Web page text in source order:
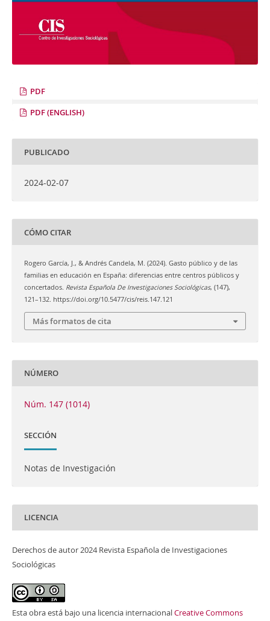
PDF
PDF (ENGLISH)
PUBLICADO
2024-02-07
CÓMO CITAR
Rogero García, J., & Andrés Candela, M. (2024). Gasto público y de las
familias en educación en España: diferencias entre centros públicos y
concertados. Revista Española De Investigaciones Sociológicas, (147),
121–132. https://doi.org/10.5477/cis/reis.147.121
Más formatos de cita
NÚMERO
Núm. 147 (1014)
SECCIÓN
Notas de Investigación
LICENCIA
Derechos de autor 2024 Revista Española de Investigaciones
Sociológicas
Esta obra está bajo una licencia internacionalCreative Commons